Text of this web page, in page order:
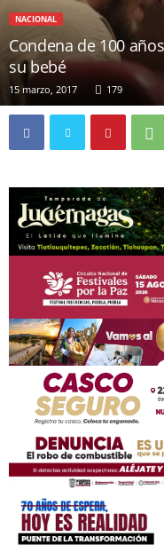
NACIONAL
Condena de 100
su bebé
15 marzo, 2017 179